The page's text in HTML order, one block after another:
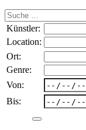
Suche
nach:
Künstler:
Location:
Ort:
Genre:
Von:
Bis: